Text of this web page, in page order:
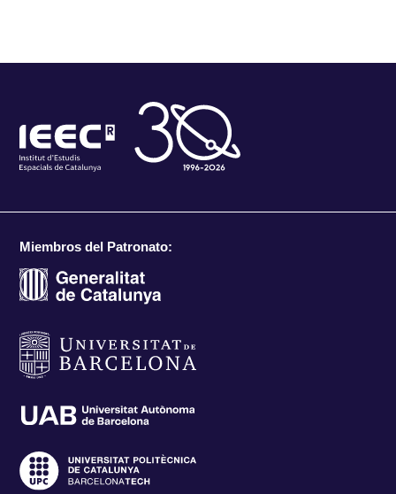
Miembros del Patronato: